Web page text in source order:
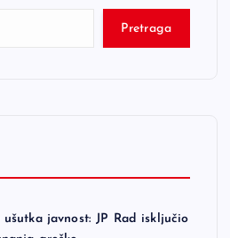
Pretraga
javnost: JP Rad isključio